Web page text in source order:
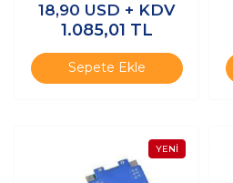
18,90 USD + KDV
1.085,01 TL
Sepete Ekle